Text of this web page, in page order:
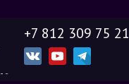
+7 812 309 75 21
до